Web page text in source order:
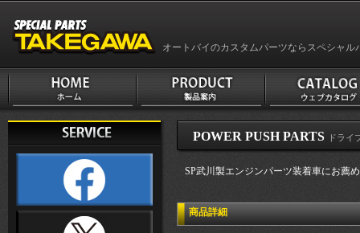
オートバイのカスタムパーツならスペシャル
POWER PUSH PARTS ドライ
SP武川製エンジンパーツ装着車にお薦
商品詳細